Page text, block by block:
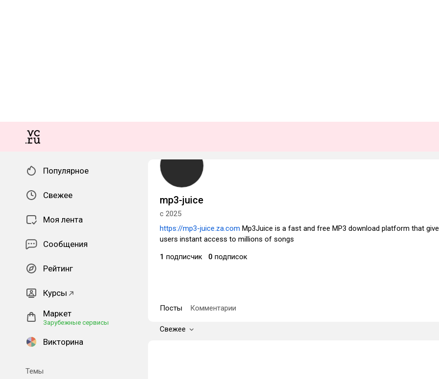
Популярное
Свежее
Моя лента
Сообщения
Рейтинг
Курсы
Маркет
Зарубежные сервисы
Викторина
Темы
mp3-juice
с 2025
https://mp3-juice.za.com Mp3Juice is a fast and free MP3 download platform that
users instant access to millions of songs
1 подписчик 0 подписок
Посты Комментарии
Свежее